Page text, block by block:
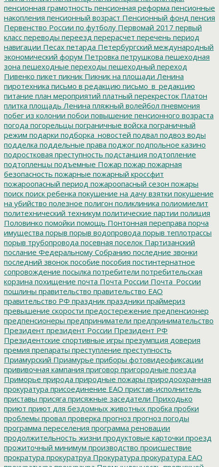
пенсионная грамотность пенсионная реформа пенсионные
накопления пенсионный возраст Пенсионный фонд пенсия
Первенство России по футболу Первомай 2017 первый
класс переводы переезд перерасчет перечень период
навигации Песах петарда Петербургский международный
экономический форум Петровка петрушкова пешеходная
зона пешеходные переходы пешеходный переход
Пивенко пикет пикник Пикник на площади Ленина
пиротехника письмо в редакцию письмо_в_редакцию
питание план мероприятий платный перекресток Платон
плитка площадь Ленина пляжный волейбол пневмония
побег из колонии побои повышение пенсионного возраста
погода погорельцы пограничные войска пограничный
режим подарки подборка_новостей подвал подвоз воды
подделка поддельные права поджог подпольное казино
подростковая преступность подстанция подтопление
подтопленцы подъемные Пожар пожар пожарная
безопасность пожарные пожарный кроссфит
пожароопасный период пожароопасный сезон пожары
поиск поиск ребенка покушение на дачу взятки покушение
на убийство полезное полигон поликлиника полиомиелит
политехнический техникум политические партии полиция
Половинко помойки помощь Понтонная переправа порча
имущества порыв порыв водопровода порыв теплотрассы
порыв трубопровода посевная поселок Партизанский
послание Федеральному Собранию последние звонки
последний звонок пособие пособия постинтернатное
сопровождение посылка потребители потребительская
корзина похищение почта Почта России Почта_России
пошлины правительство правительство ЕАО
правительство РФ праздник праздники праймериз
превышение скорости предостережение предпенсионер
предпенсионеры предприниматели предпринимательство
Президент президент России Президент РФ
Президентские спортивные игры презумпция доверия
премия препараты преступление преступность
Приамурский Приамурье приборы фотовидеофиксации
прививочная кампания приговор пригородные поезда
Приморье природа природные пожары природоохранная
прокуратура присоединение ЕАО пристав-исполнитель
приставы присяга присяжные заседатели Приходько
приют приют для бездомных животных пробка пробки
проблемы провал проверка прогноз прогноз погоды
программа переселения программа реновации
продолжительность жизни продуктовые карточки проезд
прожиточный минимум производство происшествие
прократура прокуратруа Прокуратура прокуратура ЕАО